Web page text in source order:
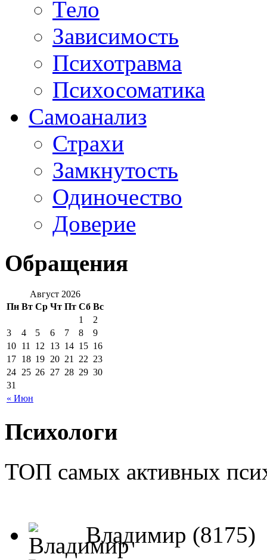
Тело
Зависимость
Психотравма
Психосоматика
Самоанализ
Страхи
Замкнутость
Одиночество
Доверие
Обращения
Август 2026
Пн Вт Ср Чт Пт Сб Вс
« Июн
1
2
3
4 5 6 7 8
9
10 11 12 13 14 15 16
17 18 19 20 21 22 23
24 25 26 27 28 29 30
31
Психологи
ТОП самых активных
Владимир (8175)